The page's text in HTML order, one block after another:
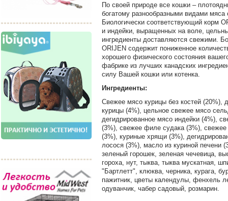
По своей природе все кошки –
богатому разнообразными видами
Биологически соответствующий корм
и индейки, выращенных на воле,
ингредиенты доставляются свежими.
ORIJEN содержит пониженное
хорошего физического состояния
фабрике из лучших канадских
силу Вашей кошки или котенка.
Ингредиенты:
Свежее мясо курицы без костей (20%),
курицы (4%), цельное свежее мясо
дегидрированное мясо индейки (4%),
(3%), свежее филе судака (3%),
(3%), куриные хрящи (3%),
лосося (3%), масло из куриной печени
зеленый горошек, зеленая чечевица,
гороха, нут, тыква, тыква мускатная,
"Бартлетт", клюква, черника, курага,
пажитник, цветы календулы, фенхель
одуванчик, чабер садовый, розмарин.